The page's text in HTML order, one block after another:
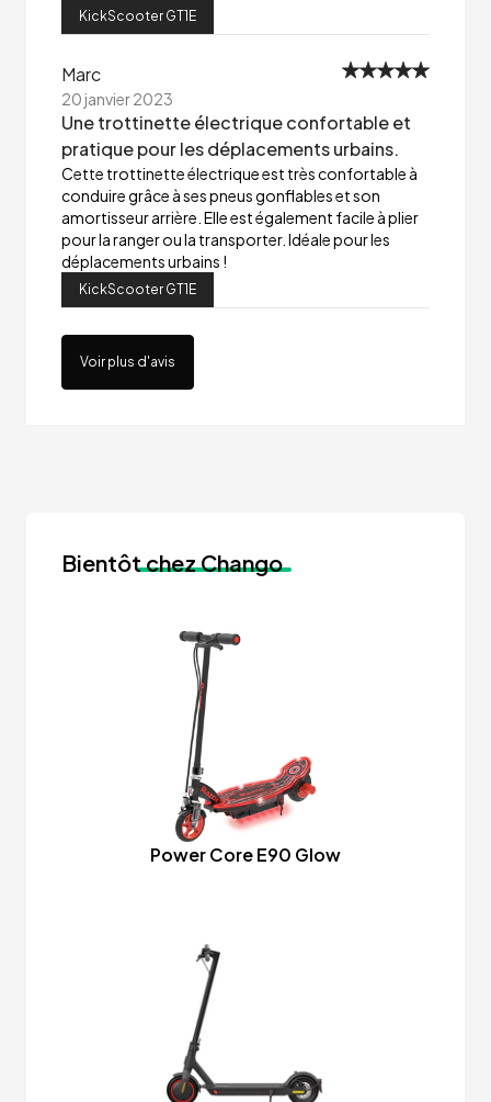
KickScooter GT1E
Marc
20 janvier 2023
Une trottinette électrique confortable et
pratique pour les déplacements urbains.
Cette trottinette électrique est très confortable à
conduire grâce à ses pneus gonflables et son
amortisseur arrière. Elle est également facile à plier
pour la ranger ou la transporter. Idéale pour les
déplacements urbains !
KickScooter GT1E
Voir plus d'avis
Bientôtchez Chango
Power Core E90 Glow